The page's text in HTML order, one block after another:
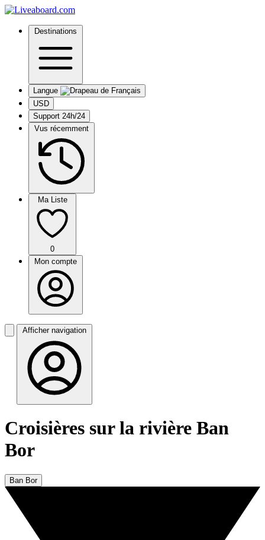
Destinations
Langue
USD
Support 24h/24
Vus récemment
Ma Liste
0
Mon compte
Afficher navigation
Croisières sur la rivière Ban
Bor
Ban Bor